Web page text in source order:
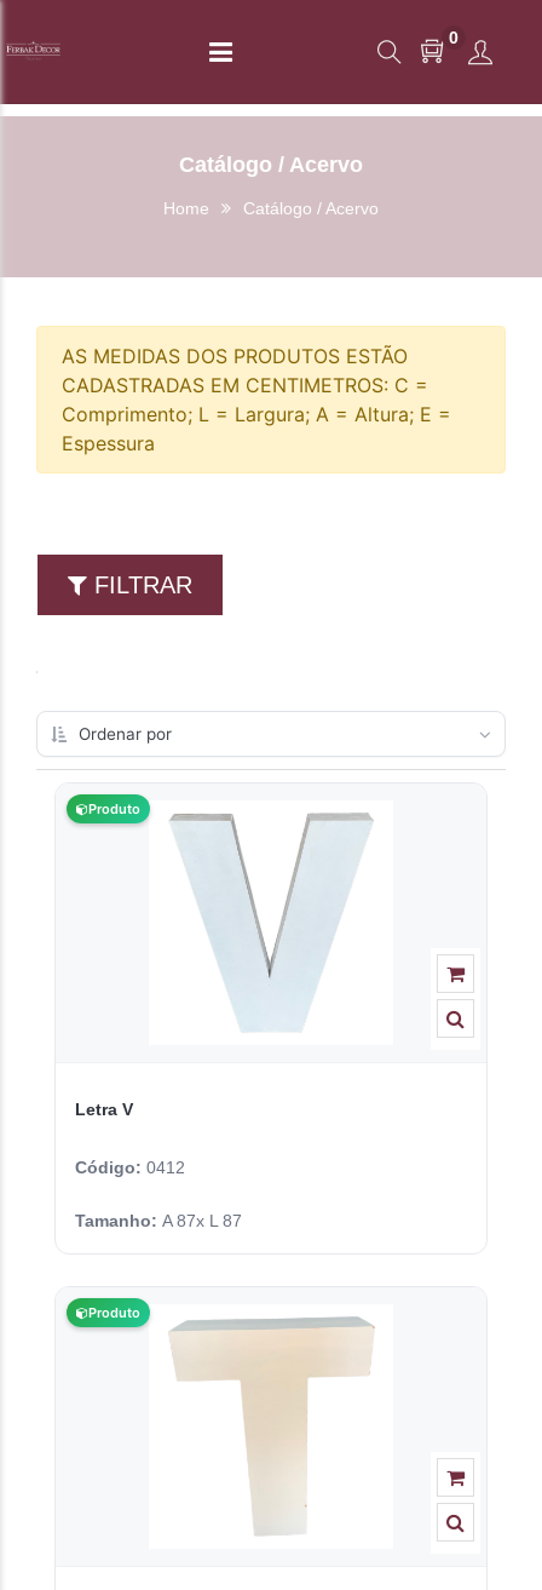
0
Catálogo / Acervo
Home Catálogo / Acervo
AS MEDIDAS DOS PRODUTOS ESTÃO
CADASTRADAS EM CENTIMETROS: C =
Comprimento; L = Largura; A = Altura; E =
Espessura
FILTRAR
Produto
Letra V
Código: 0412
Tamanho: A 87x L 87
Produto